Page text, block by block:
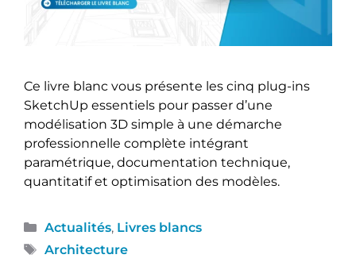
Ce livre blanc vous présente les cinq plug-ins
SketchUp essentiels pour passer d’une
modélisation 3D simple à une démarche
professionnelle complète intégrant
paramétrique, documentation technique,
quantitatif et optimisation des modèles.
Actualités, Livres blancs
Architecture